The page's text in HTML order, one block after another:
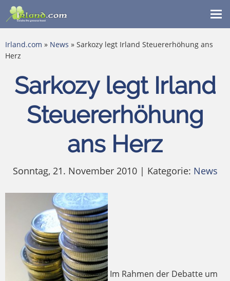
Irland.com » News » Sarkozy legt Irland Steuererhöhung ans
Herz
Sarkozy legt Irland
Steuererhöhung
ans Herz
Sonntag, 21. November 2010 | Kategorie: News
Im Rahmen der Debatte um